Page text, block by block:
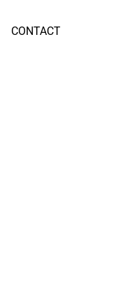
CONTACT